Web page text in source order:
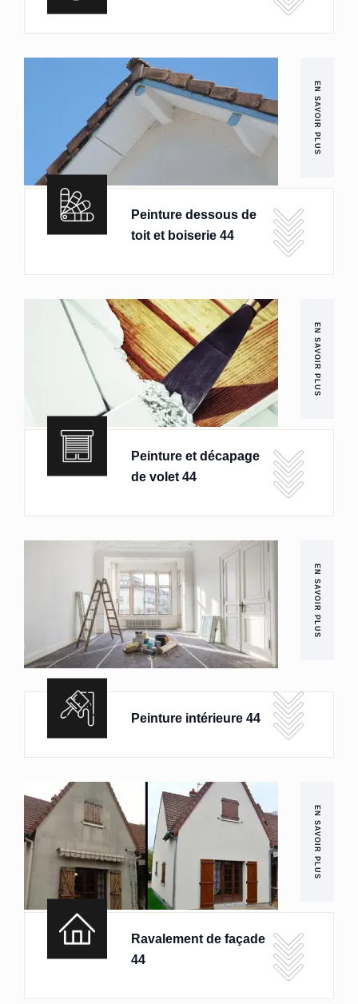
EN SAVOIR PLUS
Peinture dessous de
toit et boiserie 44
EN SAVOIR PLUS
Peinture et décapage
de volet 44
EN SAVOIR PLUS
Peinture intérieure 44
EN SAVOIR PLUS
Ravalement de façade
44